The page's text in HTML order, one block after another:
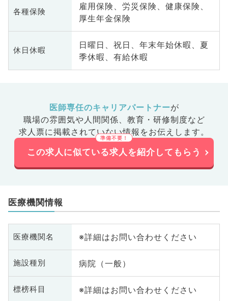
各種保険
雇用保険、労災保険、健康保険、
厚生年金保険
休日休暇
日曜日、祝日、年末年始休暇、夏
季休暇、有給休暇
医師専任のキャリアパートナーが
職場の雰囲気や人間関係、 教育・研修制度など
求人票に掲載されていない情報をお伝えします。
この求人に似ている求人を紹介してもらう
医療機関情報
医療機関名 ※詳細はお問い合わせください
施設種別 病院（一般）
標榜科目 ※詳細はお問い合わせください